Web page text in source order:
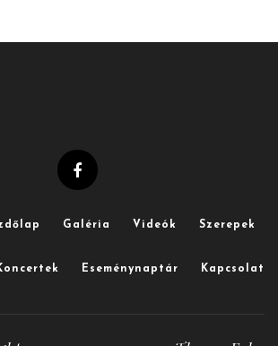
Galéria Videók Szerepek
Eseménynaptár Kapcsolat